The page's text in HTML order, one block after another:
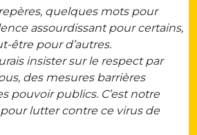
quelques mots pour
assourdissant pour certains,
être pour d’autres.
insister sur le respect par
des mesures barrières
pouvoir publics. C’est notre
lutter contre ce virus de